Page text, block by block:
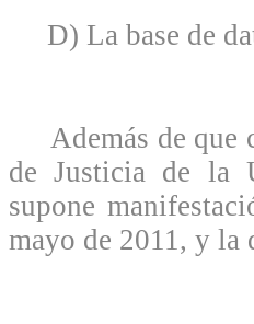
D) La base de
Además de que
de Justicia de la
supone
mayo de 2011, y la